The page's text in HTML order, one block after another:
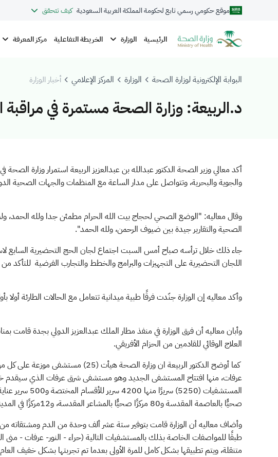
موقع حكومي رسمي تابع لحكومة المملكة العربية السعودية كيف تتحقق
الرئيسية الوزارة الخريطة التفاعلية مركز المعرفة
البوابة الإلكترونية لوزارة الصحة الوزارة المركز الإعلامي أخبار الوزارة
د.الربيعة: وزارة الصحة مستمرة في
أكد معالي وزير الصحة الدكتور عبدالله بن عبدالعزيز الربيعة استمرار وزارة
والجوية والبحرية، وتتواصل على مدار الساعة مع المنظمات والجهات الصحية
وقال معاليه: "الوضع الصحي لحجاج بيت الله الحرام مطمئن جدا ولله الحمد،
الصحية والتقارير جيدة بين ضيوف الرحمن، ولله الحمد".
اللجان التحضيرية على التجهيزات والبرامج والخطط والتجارب الفرضية للتأكد من
وأكد معاليه إن الوزارة جنّدت فرقًا طبية ميدانية تتعامل مع الحالات الطارئة
العلاج الوقائي للقادمين من الحزام الأفريقي.
عرفات، منها افتتاح المستشفى الجديد وهو مستشفى شرق عرفات الذي سيقدم
صحيًّا بالعاصمة المقدسة و80 مركزًا صحيًّا بالمشاعر المقدسة، و12مركزًا في المدينة المنورة، إضافة الى 17 مركزًا للطوارئ على جسر الجمرات.
وأضاف معاليه أن الوزارة قامت بتوفير ستة عشر ألف وحدة من الدم ومشتقاته من
طبقًا للمواصفات الخاصة بذلك بالمستشفيات التالية (حراء - النور- عرفات - منى
متنقلة، ويتم تطبيقها بشكل كامل للمرة الأولى بعدما تم تجربتها بشكل خفيف